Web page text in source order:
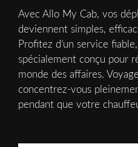
Avec Allo My Cab, vos
deviennent simples,
Profitez d’un service
spécialement conçu pour
monde des affaires.
concentrez-vous
pendant que votre